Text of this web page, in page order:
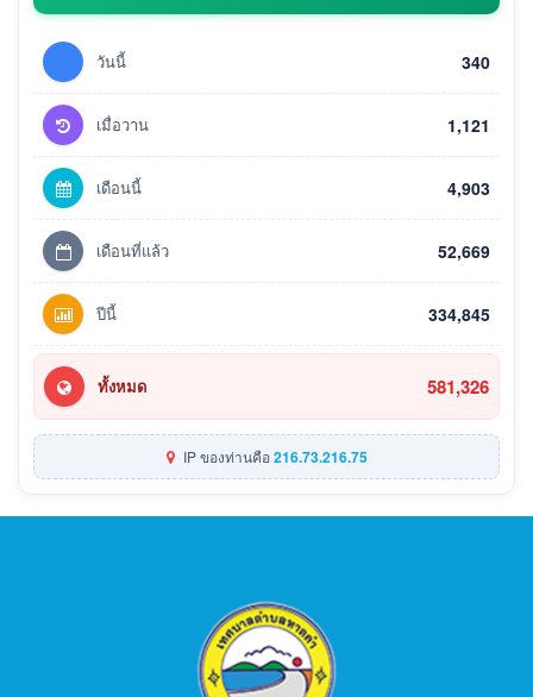
วันนี้ 340
เมื่อวาน 1,121
เดือนนี้ 4,903
เดือนที่แล้ว 52,669
ปีนี้ 334,845
ทั้งหมด 581,326
IP ของท่านคือ216.73.216.75